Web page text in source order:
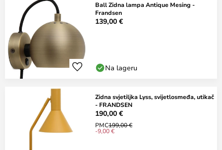
Ball Zidna lampa Antique Mesing -
Frandsen
139,00 €
Na lageru
Zidna svjetiljka Lyss, svijetlosmeđa, utikač
- FRANDSEN
190,00 €
PMC199,00 €
-9,00 €